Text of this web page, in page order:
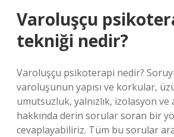
Varoluşçu
tekniği nedir?
Varoluşçu psikoterapi nedir?
varoluşunun yapısı ve korkular,
umutsuzluk, yalnızlık, izolasyon ve
hakkında derin sorular soran bir
cevaplayabiliriz. Tüm bu sorular